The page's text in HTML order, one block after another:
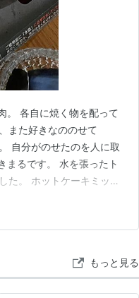
。 各自に焼く物を配って
また好きなののせて
自分がのせたのを人に取
まるです。 水を張ったト
た。 ホットケーキミック
て、レンジ600ワットで1
もっと見る